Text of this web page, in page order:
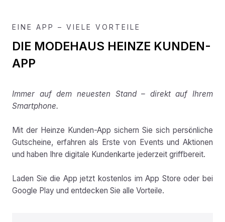
EINE APP – VIELE VORTEILE
DIE MODEHAUS HEINZE KUNDEN-
APP
Immer auf dem neuesten Stand – direkt auf Ihrem
Smartphone.
Mit der Heinze Kunden-App sichern Sie sich persönliche
Gutscheine, erfahren als Erste von Events und Aktionen
und haben Ihre digitale Kundenkarte jederzeit griffbereit.
Laden Sie die App jetzt kostenlos im App Store oder bei
Google Play und entdecken Sie alle Vorteile.